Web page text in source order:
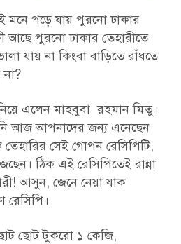
মনে পড়ে যায় পুরনো ঢাকার
আছে পুরনো ঢাকার তেহারীতে
যায় না কিংবা বাড়িতে রাঁধতে
এলেন মাহবুবা রহমান মিতু।
আজ আপনাদের জন্য এনেছেন
সেই গোপন রেসিপিটি,
ঠিক এই রেসিপিতেই রান্না
আসুন, জেনে নেয়া যাক
রেসিপি।
ছোট টুকরো ১ কেজি,